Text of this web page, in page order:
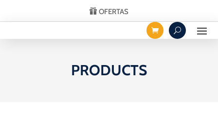
OFERTAS
PRODUCTS